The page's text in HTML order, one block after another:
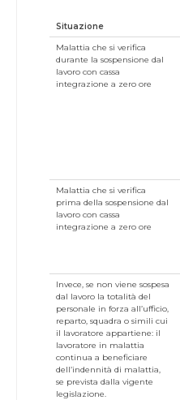
Situazione
Malattia che si verifica
durante la sospensione dal
lavoro con cassa
integrazione a zero ore
Malattia che si verifica
prima della sospensione dal
lavoro con cassa
integrazione a zero ore
Invece, se non viene sospesa
dal lavoro la totalità del
personale in forza all’ufficio,
reparto, squadra o simili cui
il lavoratore appartiene: il
lavoratore in malattia
continua a beneficiare
dell’indennità di malattia,
se prevista dalla vigente
legislazione.